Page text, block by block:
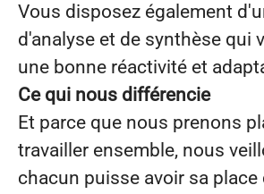
Vous disposez également
d'analyse et de synthèse qui
une bonne réactivité et
Ce qui nous différencie
Et parce que nous prenons
travailler ensemble, nous
chacun puisse avoir sa place